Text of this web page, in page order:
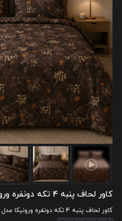
کاور لحاف پنبه 4 تکه دونفره ورونیکا مدل chairo قهوه ای
کاور لحاف پنبه 4 تکه دونفره ورونیکا مدل chairo قهوه ای